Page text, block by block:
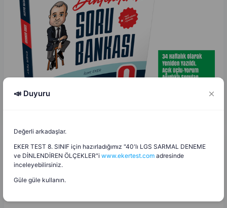
İE İzzet Eker
7.08.2025
📣 Duyuru
Değerli arkadaşlar.
EKER TEST 8. SINIF için hazırladığımız "40'lı LGS SARMAL DENEME
ve DİNLENDİREN ÖLÇEKLER"i www.ekertest.com adresinde
inceleyebilirsiniz.
Güle güle kullanın.